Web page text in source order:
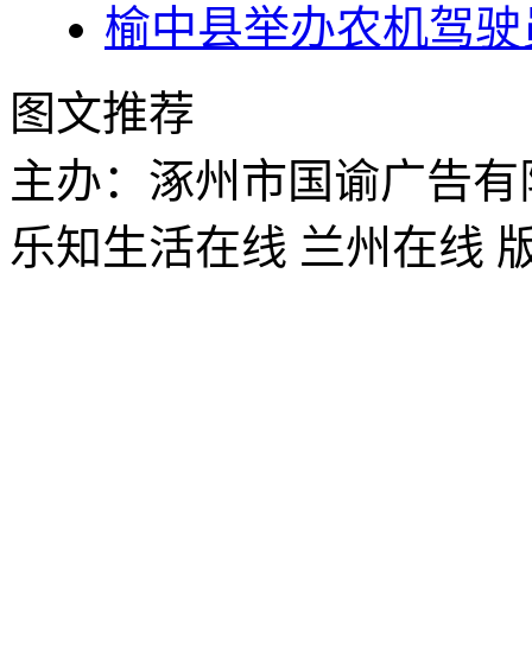
榆中县举办农机驾
图文推荐
主办：涿州市国谕广告
乐知生活在线 兰州在线